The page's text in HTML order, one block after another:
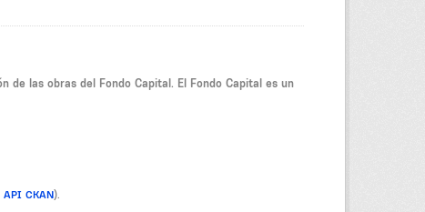
de las obras del Fondo Capital. El Fondo Capital es un
API CKAN).